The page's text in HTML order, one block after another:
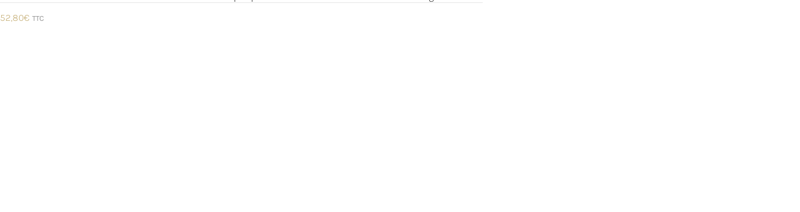
52,80€ TTC